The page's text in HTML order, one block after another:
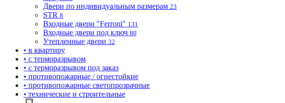
Двери по индивидуальным размерам 23
STR 8
Входные двери "Ferroni" 131
Входные двери под ключ 80
Утепленные двери 32
• в квартиру
• с терморазрывом
• с терморазрывом под заказ
• противопожарные / огнестойкие
• противопожарные светопрозрачные
• технические и строительные